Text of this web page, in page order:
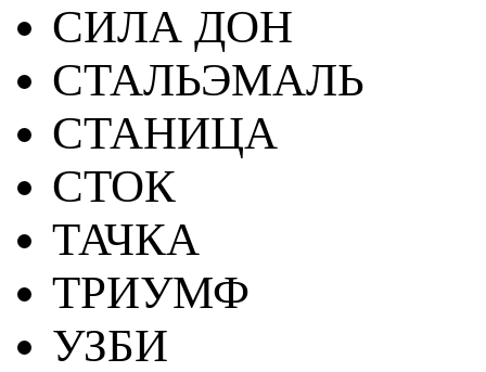
СИЛА ДОН
СТАЛЬЭМАЛЬ
СТАНИЦА
СТОК
ТАЧКА
ТРИУМФ
УЗБИ